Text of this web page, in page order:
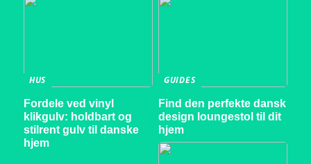
HUS
Fordele ved vinyl
klikgulv: holdbart og
stilrent gulv til danske
hjem
GUIDES
Find den perfekte dansk
design loungestol til dit
hjem